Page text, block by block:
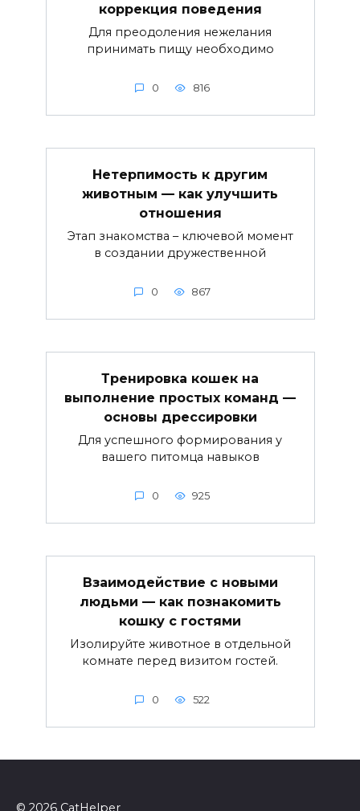
коррекция поведения
Для преодоления нежелания
принимать пищу необходимо
0 816
Нетерпимость к другим
животным — как улучшить
отношения
Этап знакомства – ключевой момент
в создании дружественной
0 867
Тренировка кошек на
выполнение простых команд —
основы дрессировки
Для успешного формирования у
вашего питомца навыков
0 925
Взаимодействие с новыми
людьми — как познакомить
кошку с гостями
Изолируйте животное в отдельной
комнате перед визитом гостей.
0 522
© 2026 CatHelper